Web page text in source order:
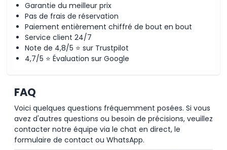
Garantie du meilleur prix
Pas de frais de réservation
Paiement entièrement chiffré de bout en bout
Service client 24/7
Note de 4,8/5 ⭐ sur Trustpilot
4,7/5 ⭐ Évaluation sur Google
FAQ
Voici quelques questions fréquemment posées. Si vous
avez d'autres questions ou besoin de précisions, veuillez
contacter notre équipe via le chat en direct, le
formulaire de contact ou WhatsApp.